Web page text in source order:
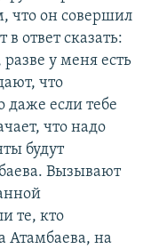
что он совершил
ответ сказать:
у меня есть
что
если тебе
что надо
будут
Вызывают
те, кто
Атамбаева, на